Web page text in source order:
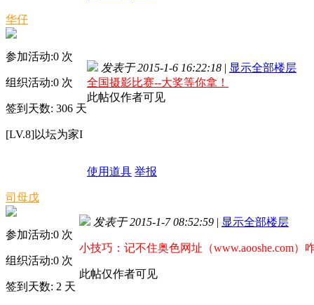
华仔
参加活动:0 次
组织活动:0 次
签到天数: 306 天
[LV.8]以坛为家I
发表于 2015-1-6 16:22:18 | 显示全部楼层
全国摄影比赛--大奖等你拿！
此帖仅作者可见
使用道具 举报
司母戊
参加活动:0 次
组织活动:0 次
签到天数: 2 天
发表于 2015-1-7 08:52:59 | 显示全部楼层
小技巧：记不住奥色网址（www.aooshe.com）
此帖仅作者可见